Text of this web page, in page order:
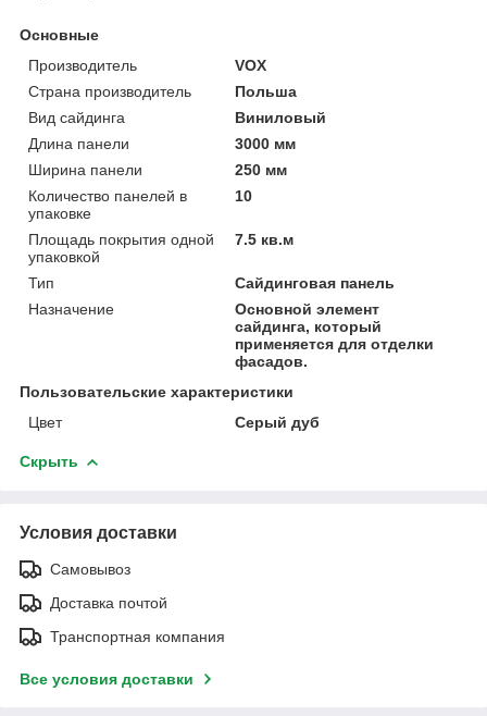
Основные
Производитель
VOX
Страна производитель
Польша
Вид сайдинга
Виниловый
Длина панели
3000 мм
Ширина панели
250 мм
Количество панелей в
упаковке
10
Площадь покрытия одной
упаковкой
7.5 кв.м
Тип
Сайдинговая панель
Назначение
Основной элемент
сайдинга, который
применяется для отделки
фасадов.
Пользовательские характеристики
Цвет
Серый дуб
Скрыть
Условия доставки
Самовывоз
Доставка почтой
Транспортная компания
Все условия доставки